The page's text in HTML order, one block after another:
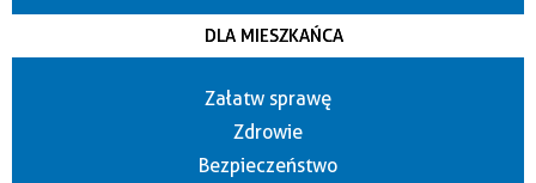
DLA MIESZKAŃCA
Załatw sprawę
Zdrowie
Bezpieczeństwo